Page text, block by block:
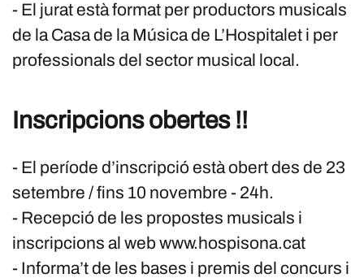
- El jurat està format per productors musicals
de la Casa de la Música de L’Hospitalet i per
professionals del sector musical local.
Inscripcions obertes !!
- El període d’inscripció està obert des de 23
setembre / fins 10 novembre - 24h.
- Recepció de les propostes musicals i
inscripcions al web www.hospisona.cat
- Informa’t de les bases i premis del concurs i